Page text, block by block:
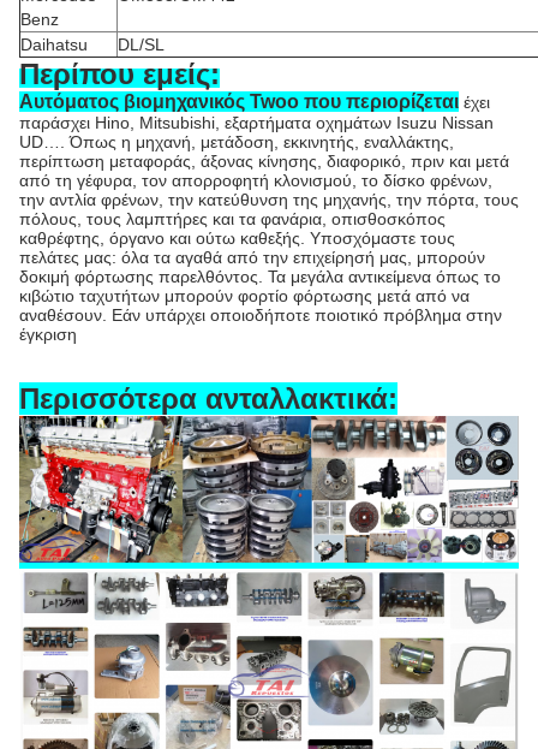
Benz
Daihatsu DL/SL
Περίπου εμείς:
Αυτόματος βιομηχανικός Twoo που περιορίζεται έχει
παράσχει Hino, Mitsubishi, εξαρτήματα οχημάτων Isuzu Nissan
UD…. Όπως η μηχανή, μετάδοση, εκκινητής, εναλλάκτης,
περίπτωση μεταφοράς, άξονας κίνησης, διαφορικό, πριν και μετά
από τη γέφυρα, τον απορροφητή κλονισμού, το δίσκο φρένων,
την αντλία φρένων, την κατεύθυνση της μηχανής, την πόρτα, τους
πόλους, τους λαμπτήρες και τα φανάρια, οπισθοσκόπος
καθρέφτης, όργανο και ούτω καθεξής. Υποσχόμαστε τους
πελάτες μας: όλα τα αγαθά από την επιχείρησή μας, μπορούν
δοκιμή φόρτωσης παρελθόντος. Τα μεγάλα αντικείμενα όπως το
κιβώτιο ταχυτήτων μπορούν φορτίο φόρτωσης μετά από να
αναθέσουν. Εάν υπάρχει οποιοδήποτε ποιοτικό πρόβλημα στην
έγκριση
Περισσότερα ανταλλακτικά: